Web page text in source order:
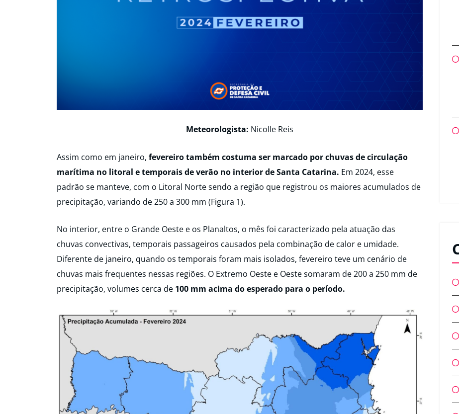
Meteorologista: Nicolle Reis
Assim como em janeiro, fevereiro também costuma ser marcado por chuvas de circulação
marítima no litoral e temporais de verão no interior de Santa Catarina. Em 2024, esse
padrão se manteve, com o Litoral Norte sendo a região que registrou os maiores acumulados de
precipitação, variando de 250 a 300 mm (Figura 1).
No interior, entre o Grande Oeste e os Planaltos, o mês foi caracterizado pela atuação das
chuvas convectivas, temporais passageiros causados pela combinação de calor e umidade.
Diferente de janeiro, quando os temporais foram mais isolados, fevereiro teve um cenário de
chuvas mais frequentes nessas regiões. O Extremo Oeste e Oeste somaram de 200 a 250 mm de
precipitação, volumes cerca de 100 mm acima do esperado para o período.